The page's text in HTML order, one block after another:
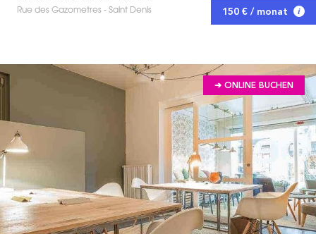
Rue des Gazometres - Saint Denis 150 € / monat
➔ ONLINE BUCHEN